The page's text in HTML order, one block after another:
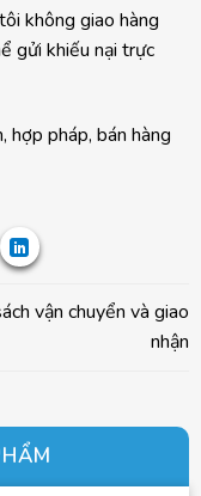
không giao hàng
gửi khiếu nại trực
hợp pháp, bán hàng
vận chuyển và giao
nhận